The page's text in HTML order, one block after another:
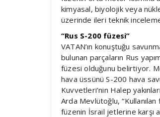
kimyasal, biyolojik veya
üzerinde ileri teknik
“Rus S-200 füzesi”
VATAN’ın konuştuğu
bulunan parçaların Rus
füzesi olduğunu belirtiyor.
hava üssünü S-200 hava
Kuvvetleri’nin Halep
Arda Mevlütoğlu,
füzenin İsrail jetlerine karşı